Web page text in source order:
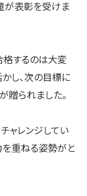
が表彰を受けま
格するのは大変
し、次の目標に
贈られました。
ャレンジしてい
を重ねる姿勢がと